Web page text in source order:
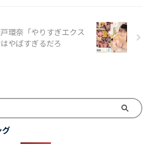
戸環奈「やりすぎエクス
やばすぎるだろ